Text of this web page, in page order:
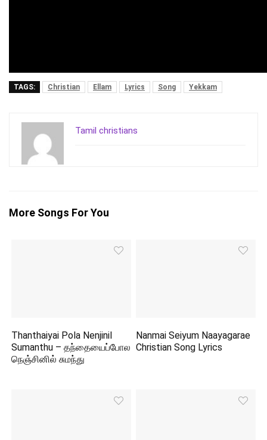
TAGS: Christian Ellam Lyrics Song Yekkam
Tamil christians
More Songs For You
Thanthaiyai Pola Nenjinil
Sumanthu – தந்தையைப்போல
நெஞ்சினில் சுமந்து
Nanmai Seiyum Naayagarae
Christian Song Lyrics